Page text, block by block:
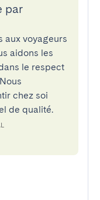
par
aux voyageurs
aidons les
le respect
chez soi
de qualité.